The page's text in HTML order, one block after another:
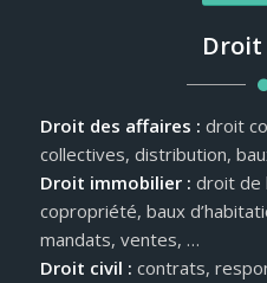
Droit des affaires : droit
collectives, distribution,
Droit immobilier : droit de
copropriété, baux
mandats, ventes, …
Droit civil : contrats,